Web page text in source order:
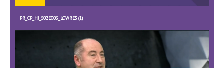
PR_CP_HJ_S02E003_LOWRES (1)